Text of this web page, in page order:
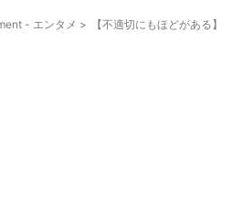
- エンタメ > 【不適切にもほどがある